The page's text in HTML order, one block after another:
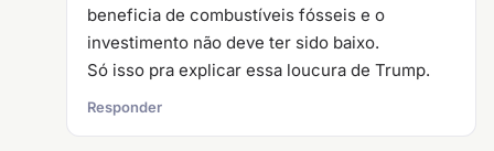
beneficia de combustíveis fósseis e o
investimento não deve ter sido baixo.
Só isso pra explicar essa loucura de Trump.
Responder